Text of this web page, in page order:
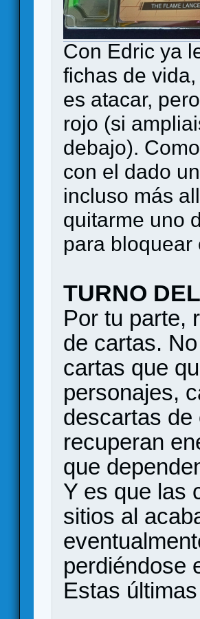
Con Edric ya
fichas de
es atacar,
rojo (si
debajo).
con el dado
incluso más
quitarme uno
para bloquear
TURNO
Por tu parte,
de cartas.
cartas que
personajes,
descartas
recuperan
que
Y es que las
sitios al
perdiéndose
Estas